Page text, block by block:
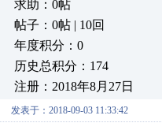
求助：0帖
帖子：0帖 | 10回
年度积分：0
历史总积分：174
注册：2018年8月27日
发表于：2018-09-03 11:33:42